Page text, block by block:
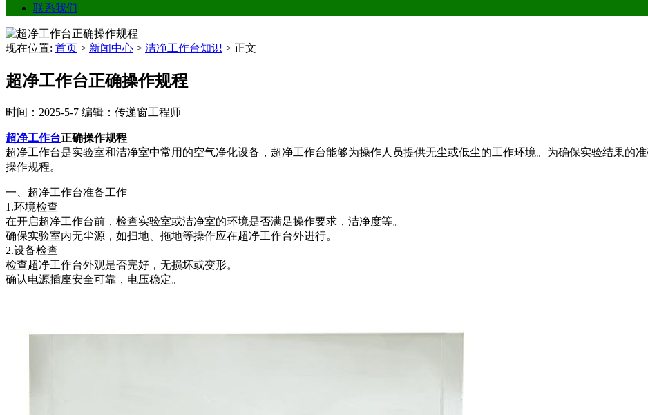
联系我们
现在位置: 首页 > 新闻中心 > 洁净工作台知识 > 正文
超净工作台正确操作规程
时间：2025-5-7 编辑：传递窗工程师
超净工作台正确操作规程
超净工作台是实验室和洁净室中常用的空气净化设备，超净工作台能够为操作人员提供无尘或低尘的工作环境。为确保实验结果的
操作规程。
一、超净工作台准备工作
1.环境检查
在开启超净工作台前，检查实验室或洁净室的环境是否满足操作要求，洁净度等。
确保实验室内无尘源，如扫地、拖地等操作应在超净工作台外进行。
2.设备检查
检查超净工作台外观是否完好，无损坏或变形。
确认电源插座安全可靠，电压稳定。